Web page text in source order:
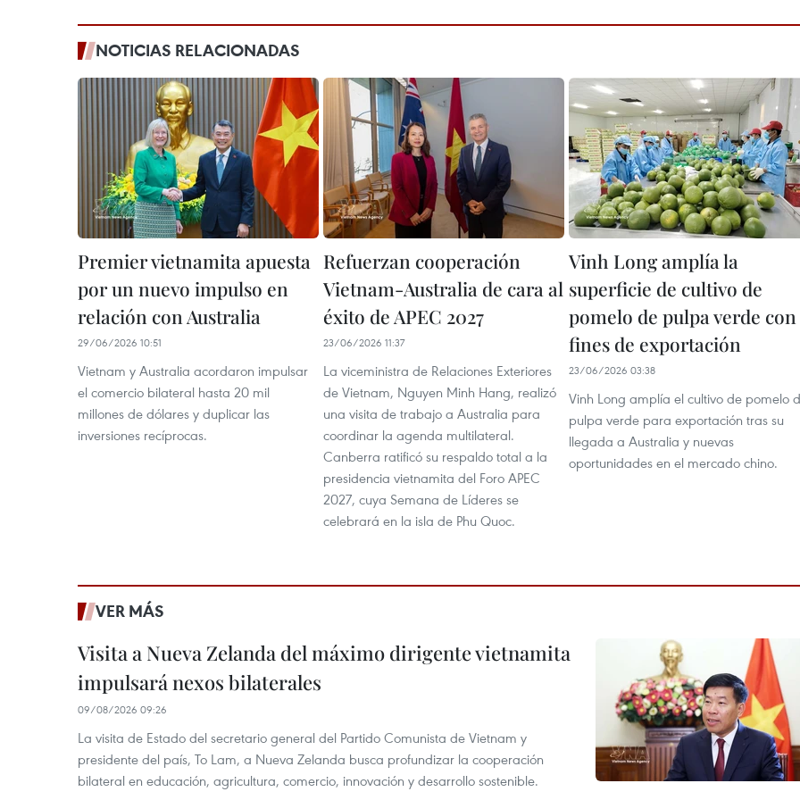
NOTICIAS RELACIONADAS
Premier vietnamita apuesta
por un nuevo impulso en
relación con Australia
29/06/2026 10:51
Vietnam y Australia acordaron impulsar
el comercio bilateral hasta 20 mil
millones de dólares y duplicar las
inversiones recíprocas.
Refuerzan cooperación
Vietnam-Australia de cara al
éxito de APEC 2027
23/06/2026 11:37
La viceministra de Relaciones Exteriores
de Vietnam, Nguyen Minh Hang, realizó
una visita de trabajo a Australia para
coordinar la agenda multilateral.
Canberra ratificó su respaldo total a la
presidencia vietnamita del Foro APEC
2027, cuya Semana de Líderes se
celebrará en la isla de Phu Quoc.
Vinh Long amplía la
superficie de cultivo de
pomelo de pulpa verde con
fines de exportación
23/06/2026 03:38
Vinh Long amplía el cultivo de pomelo
pulpa verde para exportación tras su
llegada a Australia y nuevas
oportunidades en el mercado chino.
VER MÁS
Visita a Nueva Zelanda del máximo dirigente vietnamita
impulsará nexos bilaterales
09/08/2026 09:26
La visita de Estado del secretario general del Partido Comunista de Vietnam y
presidente del país, To Lam, a Nueva Zelanda busca profundizar la cooperación
bilateral en educación, agricultura, comercio, innovación y desarrollo sostenible.